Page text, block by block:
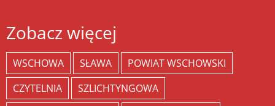
Zobacz więcej
WSCHOWA SŁAWA
POWIAT WSCHOWSKI
CZYTELNIA
SZLICHTYNGOWA